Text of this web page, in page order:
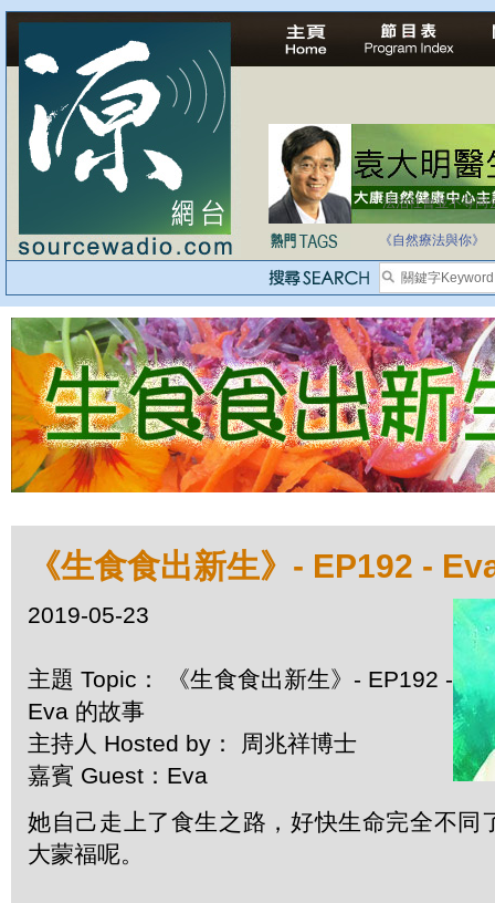
法治社會並不等同
《自然療法與你》
《生食食出新生》- EP192 -
2019-05-23
主題 Topic： 《生食食出新生》- EP192 -
Eva 的故事
主持人 Hosted by： 周兆祥博士
嘉賓 Guest：Eva
她自己走上了食生之路，好快生命完全不同
大蒙福呢。